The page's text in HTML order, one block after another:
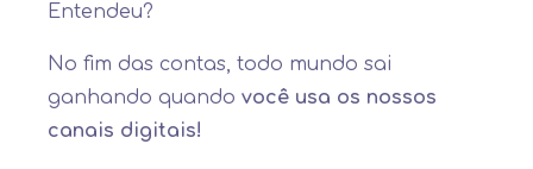
Entendeu?
No fim das contas, todo mundo sai
ganhando quando você usa os nossos
canais digitais!